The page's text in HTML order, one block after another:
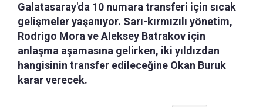
Galatasaray'da 10 numara transferi için sıcak
gelişmeler yaşanıyor. Sarı-kırmızılı yönetim,
Rodrigo Mora ve Aleksey Batrakov için
anlaşma aşamasına gelirken, iki yıldızdan
hangisinin transfer edileceğine Okan Buruk
karar verecek.